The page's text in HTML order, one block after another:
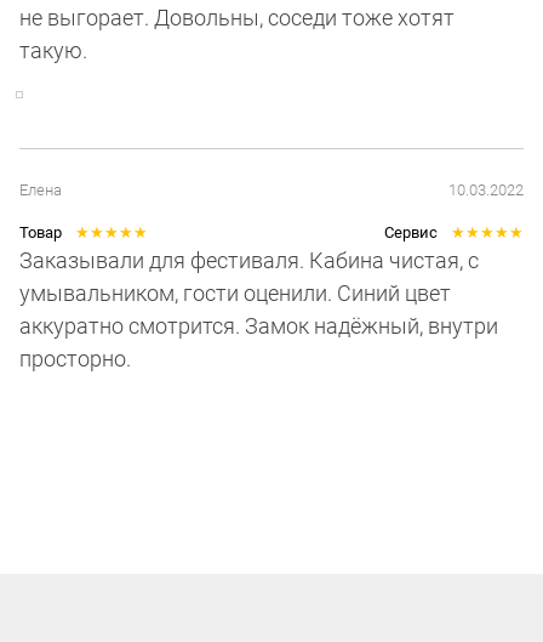
не выгорает. Довольны, соседи тоже хотят
такую.
Елена 10.03.2022
Товар ★★★★★ Сервис ★★★★★
Заказывали для фестиваля. Кабина чистая, с
умывальником, гости оценили. Синий цвет
аккуратно смотрится. Замок надёжный, внутри
просторно.